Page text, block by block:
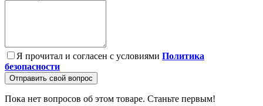
Я прочитал и согласен с условиями Политика
безопасности
Отправить свой вопрос
Пока нет вопросов об этом товаре. Станьте первым!